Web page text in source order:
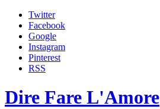
Twitter
Facebook
Google
Instagram
Pinterest
RSS
Dire Fare L'Amore